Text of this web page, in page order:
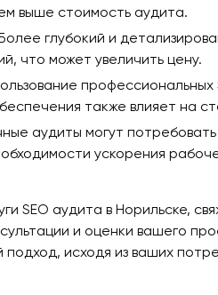
выше стоимость аудита.
глубокий и
что может увеличить цену.
профессиональных
также влияет на
аудиты могут потребовать
ускорения
SEO аудита в Норильске,
и оценки вашего
исходя из ваших